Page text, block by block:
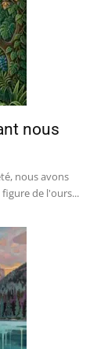
nous
nous avons
de l'ours...